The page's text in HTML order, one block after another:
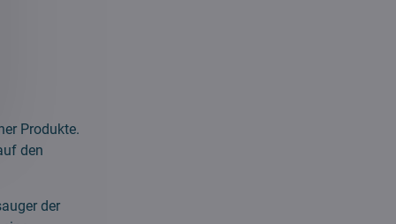
Produkte.
den
der